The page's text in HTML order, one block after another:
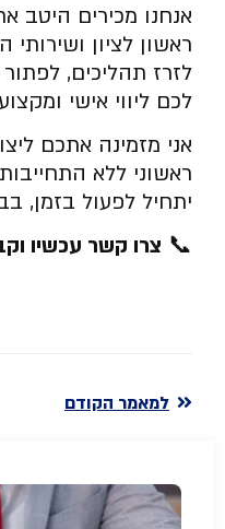
אנחנו מכירים היטב
ראשון לציון ושירותי
לזרז תהליכים,
לכם ליווי אישי
אני מזמינה אתכם
ראשוני ללא
יתחיל לפעול בזמן,
📞 צרו קשר עכשיו
למאמר הקודם